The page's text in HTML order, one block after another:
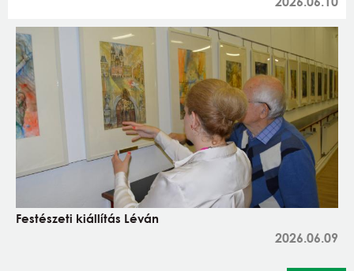
Festészeti kiállítás Léván
2026.06.09